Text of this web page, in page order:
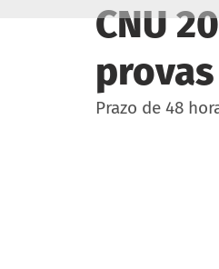
CNU
Prazo de 48